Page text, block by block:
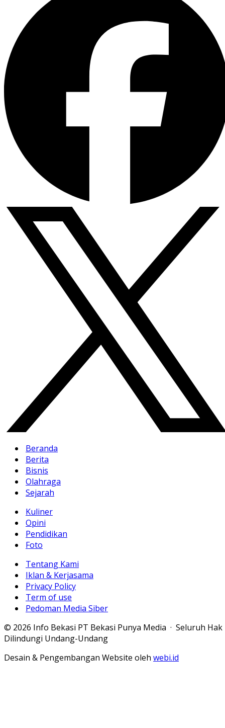
Beranda
Berita
Bisnis
Olahraga
Sejarah
Kuliner
Opini
Pendidikan
Foto
Tentang Kami
Iklan & Kerjasama
Privacy Policy
Term of use
Pedoman Media Siber
© 2026 Info Bekasi PT Bekasi Punya Media · Seluruh Hak
Dilindungi Undang-Undang
Desain & Pengembangan Website oleh webi.id